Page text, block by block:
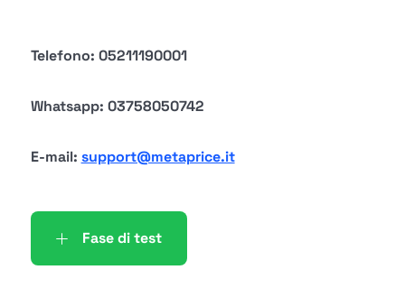
Telefono: 05211190001
Whatsapp: 03758050742
E-mail: support@metaprice.it
Fase di test